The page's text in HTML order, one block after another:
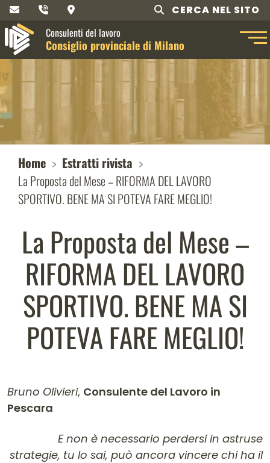
CERCA NEL SITO
Consulenti del lavoro
Consiglio provinciale di Milano
Home
Estratti rivista
La Proposta del Mese – RIFORMA DEL LAVORO
SPORTIVO. BENE MA SI POTEVA FARE MEGLIO!
La Proposta del Mese –
RIFORMA DEL LAVORO
SPORTIVO. BENE MA SI
POTEVA FARE MEGLIO!
Bruno Olivieri, Consulente del Lavoro in
Pescara
Contenuto dell'articolo
E non è necessario perdersi in astruse
strategie, tu lo sai, può ancora vincere chi ha il